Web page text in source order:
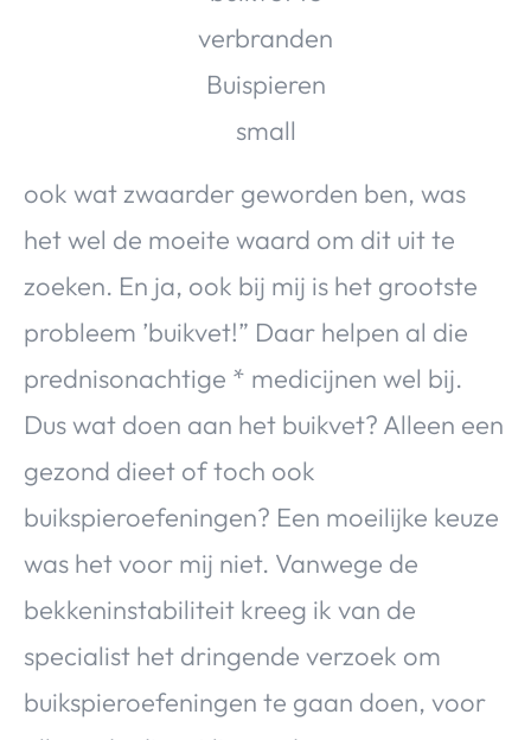
ook wat zwaarder geworden ben, was
het wel de moeite waard om dit uit te
zoeken. En ja, ook bij mij is het grootste
probleem ’buikvet!” Daar helpen al die
prednisonachtige * medicijnen wel bij.
Dus wat doen aan het buikvet? Alleen een
gezond dieet of toch ook
buikspieroefeningen? Een moeilijke keuze
was het voor mij niet. Vanwege de
bekkeninstabiliteit kreeg ik van de
specialist het dringende verzoek om
buikspieroefeningen te gaan doen, voor